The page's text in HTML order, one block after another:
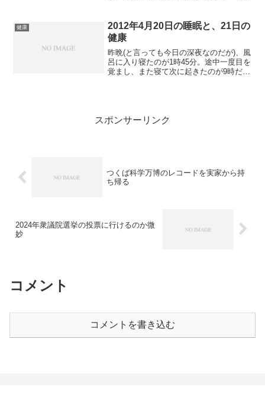
カードの切り替えがなかなか進まず、と
いった...
健康
2012年4月20日の睡眠と、21日の
健康
昨晩(と言っても今日の深夜なのだが)、風
呂に入り寝たのが1時45分。途中一度目を
覚まし、また寝て次に起きたのが9時だっ
スポンサーリンク
つくば科学万博のレコードを実家から持
ち帰る
2024年衆議院選挙の投票に行けるのか微
妙
コメント
コメントを書き込む